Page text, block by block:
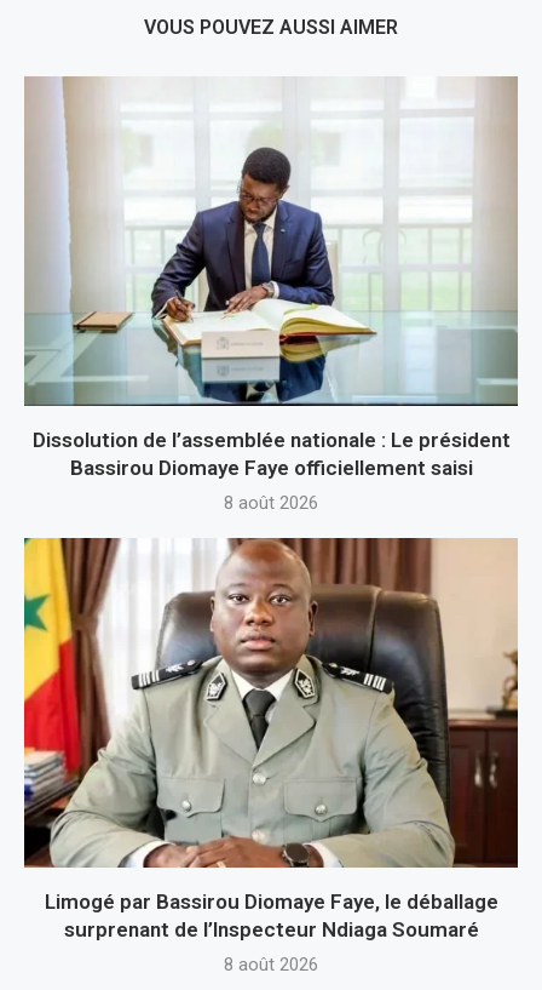
VOUS POUVEZ AUSSI AIMER
Dissolution de l’assemblée nationale : Le président
Bassirou Diomaye Faye officiellement saisi
8 août 2026
Limogé par Bassirou Diomaye Faye, le déballage
surprenant de l’Inspecteur Ndiaga Soumaré
8 août 2026